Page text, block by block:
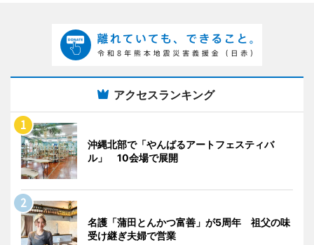
アクセスランキング
沖縄北部で「やんばるアートフェスティバ
ル」 10会場で展開
名護「蒲田とんかつ富善」が5周年 祖父の味
受け継ぎ夫婦で営業